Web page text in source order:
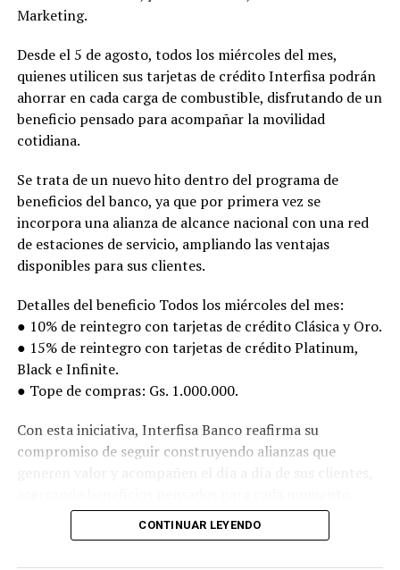
Marketing.
Desde el 5 de agosto, todos los miércoles del mes,
quienes utilicen sus tarjetas de crédito Interfisa podrán
ahorrar en cada carga de combustible, disfrutando de un
beneficio pensado para acompañar la movilidad
cotidiana.
Se trata de un nuevo hito dentro del programa de
beneficios del banco, ya que por primera vez se
incorpora una alianza de alcance nacional con una red
de estaciones de servicio, ampliando las ventajas
disponibles para sus clientes.
Detalles del beneficio Todos los miércoles del mes:
● 10% de reintegro con tarjetas de crédito Clásica y Oro.
● 15% de reintegro con tarjetas de crédito Platinum,
Black e Infinite.
● Tope de compras: Gs. 1.000.000.
Con esta iniciativa, Interfisa Banco reafirma su
compromiso de seguir construyendo alianzas que
CONTINUAR LEYENDO